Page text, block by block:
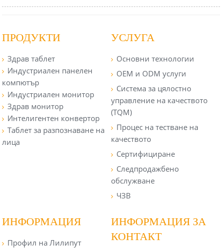
ПРОДУКТИ
Здрав таблет
Индустриален панелен
компютър
Индустриален монитор
Здрав монитор
Интелигентен конвертор
Таблет за разпознаване на
лица
УСЛУГА
Основни технологии
OEM и ODM услуги
Система за цялостно
управление на качеството
(TQM)
Процес на тестване на
качеството
Сертифициране
Следпродажбено
обслужване
ЧЗВ
ИНФОРМАЦИЯ
Профил на Лилипут
ИНФОРМАЦИЯ ЗА
КОНТАКТ